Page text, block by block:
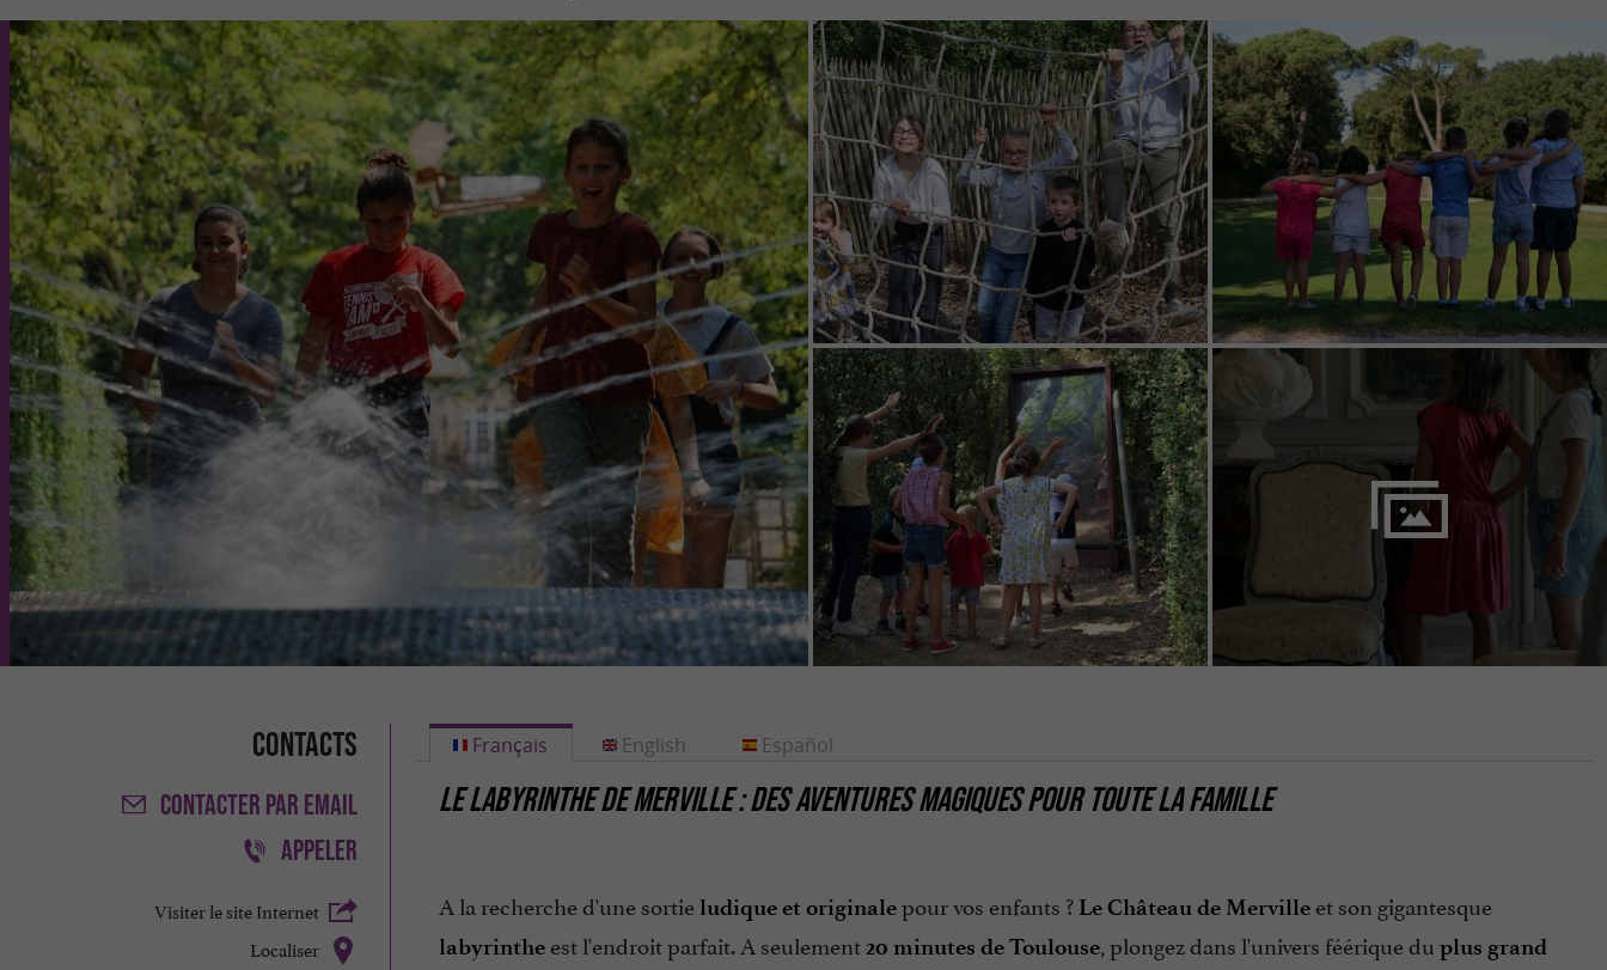
Contacts
CONTACTER PAR EMAIL
APPELER
Visiter le site Internet
Localiser
Français
LE LABYRINTHE DE MERVILLE : DES AVENTURES MAGIQUES POUR TOUTE LA FAMILLE
A la recherche d'une sortieludique et originalepour vos enfants ? Le Château de Mervilleet son gigantesque
labyrintheest l'endroit parfait. A seulement20 minutes de Toulouse, plongez dans l'univers féérique du plus grand
English Español